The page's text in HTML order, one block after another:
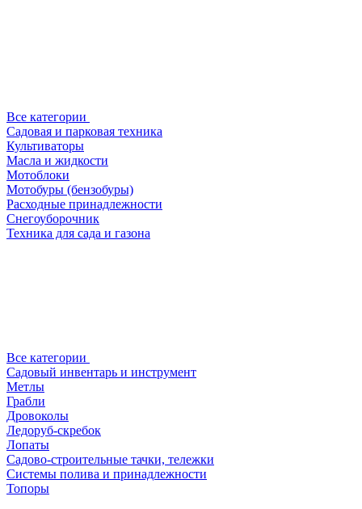
Все категории
Садовая и парковая техника
Культиваторы
Масла и жидкости
Мотоблоки
Мотобуры (бензобуры)
Расходные принадлежности
Снегоуборочник
Техника для сада и газона
Все категории
Садовый инвентарь и инструмент
Метлы
Грабли
Дровоколы
Ледоруб-скребок
Лопаты
Садово-строительные тачки, тележки
Системы полива и принадлежности
Топоры